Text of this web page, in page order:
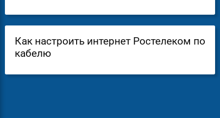
Как настроить интернет Ростелеком по
кабелю